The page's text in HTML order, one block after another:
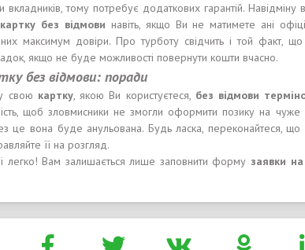
тому потребує додаткових гарантій. Навідміну
без відмови навіть, якщо Ви не матимете ані
максимум довіри. Про турботу свідчить і той факт,
якщо не буде можливості повернути кошти вчасно.
без відмови: поради
свою картку, якою Ви користуєтеся, без відмови
щоб зловмисники не змогли оформити позику на
це вона буде анульована. Будь ласка, переконайтеся, що
її на розгляд.
легко! Вам залишається лише заповнити форму заявки